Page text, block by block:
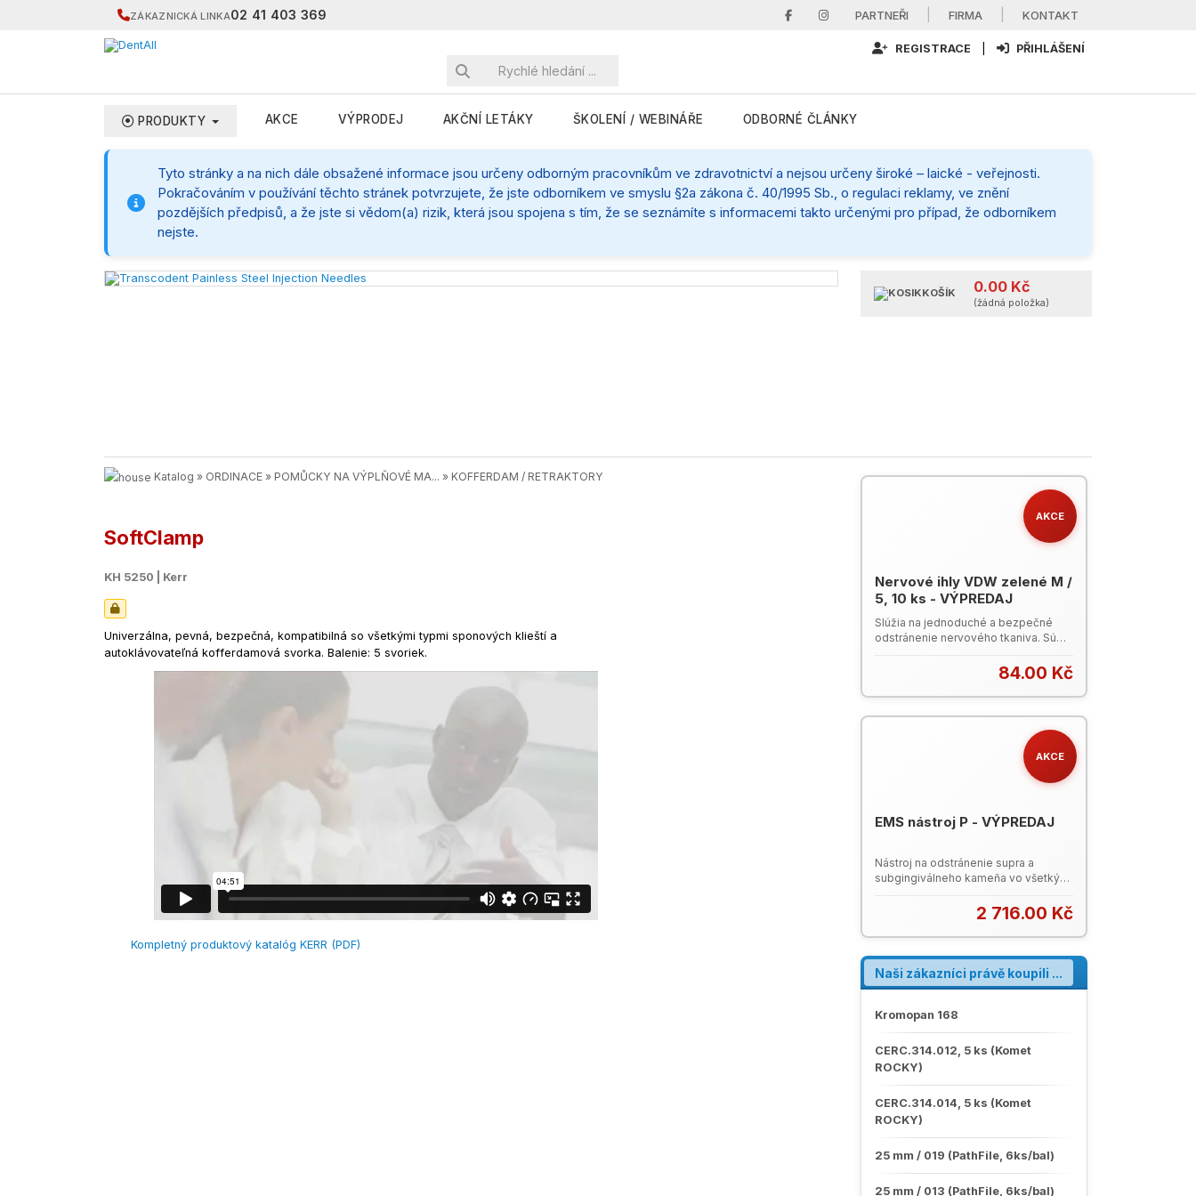
ZÁKAZNICKÁ LINKA02 41 403 369 PARTNEŘI FIRMA KONTAKT
REGISTRACE PŘIHLÁŠENÍ
PRODUKTY AKCE VÝPRODEJ AKČNÍ LETÁKY ŠKOLENÍ / WEBINÁŘE ODBORNÉ ČLÁNKY
Tyto stránky a na nich dále obsažené informace jsou určeny odborným pracovníkům ve zdravotnictví a nejsou určeny široké – laické - veřejnosti.
Pokračováním v používání těchto stránek potvrzujete, že jste odborníkem ve smyslu §2a zákona č. 40/1995 Sb., o regulaci reklamy, ve znění
pozdějších předpisů, a že jste si vědom(a) rizik, která jsou spojena s tím, že se seznámíte s informacemi takto určenými pro případ, že odborníkem
nejste.
KOŠÍK 0.00 Kč
(žádná položka)
Katalog » ORDINACE » POMŮCKY NA VÝPLŇOVÉ MA... » KOFFERDAM / RETRAKTORY
SoftClamp
KH 5250 | Kerr
Univerzálna, pevná, bezpečná, kompatibilná so všetkými typmi sponových klieští a
autoklávovateľná kofferdamová svorka. Balenie: 5 svoriek.
Kompletný produktový katalóg KERR (PDF)
AKCE
Nervové ihly VDW zelené M /
5, 10 ks - VÝPREDAJ
Slúžia na jednoduché a bezpečné
odstránenie nervového tkaniva. Sú
CC-cord. 21 mm pracovná dĺžka
nástrojov. Balenie: 10 ks. Leták
Nástroje VDW (PDF)VDW Katalóg
2023 (PDF)
84.00 Kč
AKCE
EMS nástroj P - VÝPREDAJ
Nástroj na odstránenie supra a
subgingiválneho kameňa vo všetkých
2 716.00 Kč
Naši zákazníci právě koupili ...
Kromopan 168
CERC.314.012, 5 ks (Komet
ROCKY)
CERC.314.014, 5 ks (Komet
ROCKY)
25 mm / 019 (PathFile, 6ks/bal)
25 mm / 013 (PathFile, 6ks/bal)